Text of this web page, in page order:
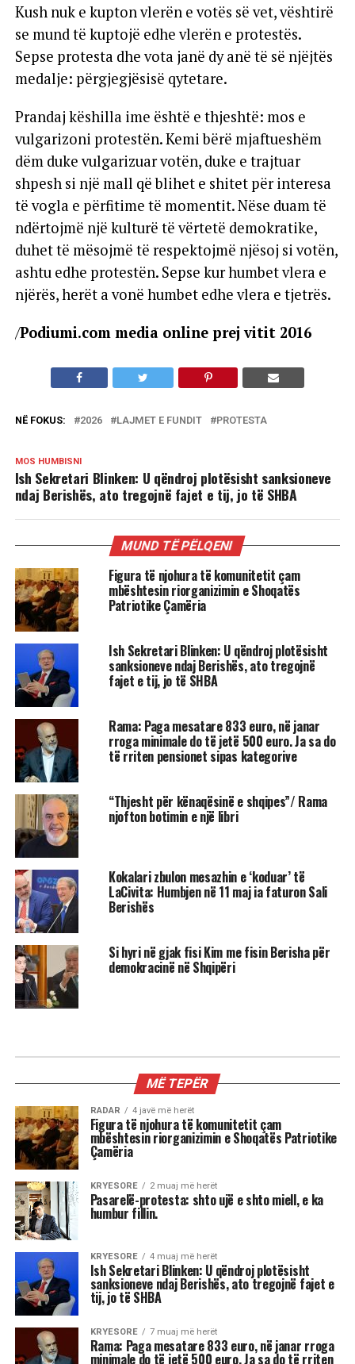
Kush nuk e kupton vlerën e votës së vet, vështirë
se mund të kuptojë edhe vlerën e protestës.
Sepse protesta dhe vota janë dy anë të së njëjtës
medalje: përgjegjësisë qytetare.
Prandaj këshilla ime është e thjeshtë: mos e
vulgarizoni protestën. Kemi bërë mjaftueshëm
dëm duke vulgarizuar votën, duke e trajtuar
shpesh si një mall që blihet e shitet për interesa
të vogla e përfitime të momentit. Nëse duam të
ndërtojmë një kulturë të vërtetë demokratike,
duhet të mësojmë të respektojmë njësoj si votën,
ashtu edhe protestën. Sepse kur humbet vlera e
njërës, herët a vonë humbet edhe vlera e tjetrës.
/Podiumi.com media online prej vitit 2016
NË FOKUS: 2026 LAJMET E FUNDIT PROTESTA
MOS HUMBISNI
Ish Sekretari Blinken: U qëndroj plotësisht sanksioneve
ndaj Berishës, ato tregojnë fajet e tij, jo të SHBA
MUND TË PËLQENI
Figura të njohura të komunitetit çam
mbështesin riorganizimin e Shoqatës
Patriotike Çamëria
Ish Sekretari Blinken: U qëndroj plotësisht
sanksioneve ndaj Berishës, ato tregojnë
fajet e tij, jo të SHBA
Rama: Paga mesatare 833 euro, në janar
rroga minimale do të jetë 500 euro. Ja sa do
të rriten pensionet sipas kategorive
“Thjesht për kënaqësinë e shqipes”/ Rama
njofton botimin e një libri
Kokalari zbulon mesazhin e ‘koduar’ të
LaCivita: Humbjen në 11 maj ia faturon Sali
Berishës
Si hyri në gjak fisi Kim me fisin Berisha për
demokracinë në Shqipëri
Ish Sekretari Blinken: U qëndroj
plotësisht sanksioneve ndaj
Berishës, ato tregojnë fajet e tij, jo
të SHBA
Ish-Sekretari amerikan i Shtetit, Antony Blinken
është pyetur gjatë një bashkëbisedimi “Harvard